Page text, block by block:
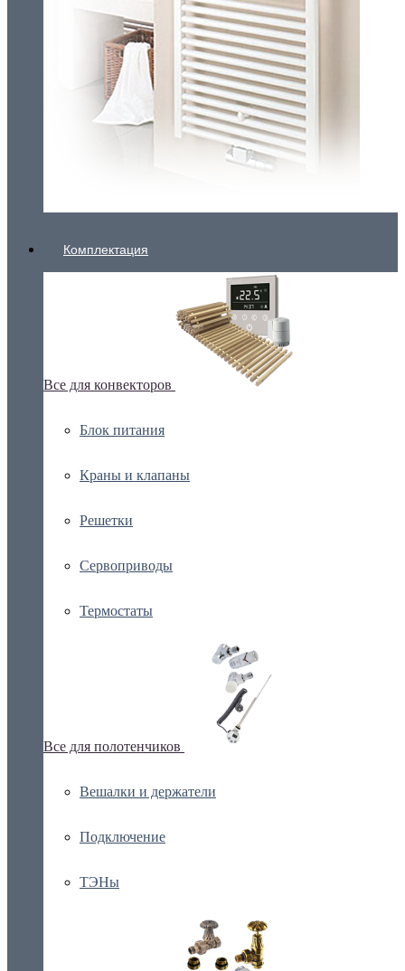
Комплектация
Все для конвекторов
Блок питания
Краны и клапаны
Решетки
Сервоприводы
Термостаты
Все для полотенчиков
Вешалки и держатели
Подключение
ТЭНы